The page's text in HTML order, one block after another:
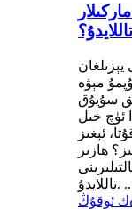
مېۋە
سۇيۇق
ئۈچ خىل
ئېغىز
ھازىر
...
ئوقۇڭ